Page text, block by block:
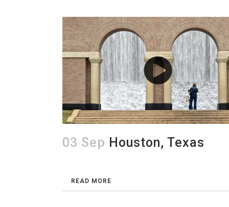
03 Sep Houston, Texas
READ MORE